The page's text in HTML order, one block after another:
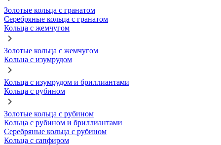
Золотые кольца с гранатом
Серебряные кольца с гранатом
Кольца с жемчугом
Золотые кольца с жемчугом
Кольца с изумрудом
Кольца с изумрудом и бриллиантами
Кольца с рубином
Золотые кольца с рубином
Кольца с рубином и бриллиантами
Серебряные кольца с рубином
Кольца с сапфиром